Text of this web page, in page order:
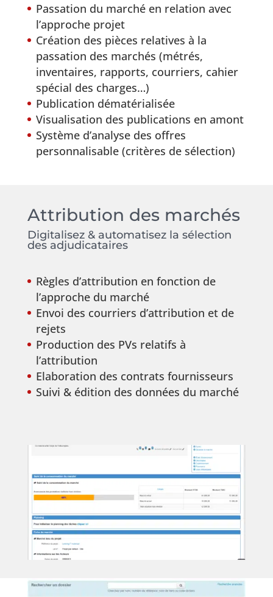
Passation du marché en relation avec
l’approche projet
Création des pièces relatives à la
passation des marchés (métrés,
inventaires, rapports, courriers, cahier
spécial des charges…)
Publication dématérialisée
Visualisation des publications en amont
Système d’analyse des offres
personnalisable (critères de sélection)
Attribution des marchés
Digitalisez & automatisez la sélection
des adjudicataires
Règles d’attribution en fonction de
l’approche du marché
Envoi des courriers d’attribution et de
rejets
Production des PVs relatifs à
l’attribution
Elaboration des contrats fournisseurs
Suivi & édition des données du marché